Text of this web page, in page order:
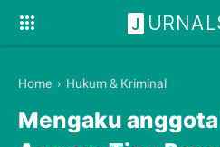
J
Home › Hukum & Kriminal
Mengaku